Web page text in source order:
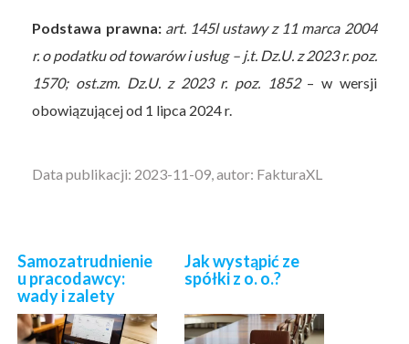
Podstawa prawna: art. 145l ustawy z 11 marca 2004
r. o podatku od towarów i usług – j.t. Dz.U. z 2023 r. poz.
1570; ost.zm. Dz.U. z 2023 r. poz. 1852– w wersji
obowiązującej od 1 lipca 2024 r.
Data publikacji: 2023-11-09, autor: FakturaXL
Samozatrudnienie
u pracodawcy:
wady i zalety
Jak wystąpić ze
spółki z o. o.?